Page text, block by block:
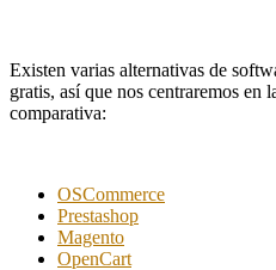
Existen varias alternativas de
gratis, así que nos centraremos en
comparativa:
OSCommerce
Prestashop
Magento
OpenCart